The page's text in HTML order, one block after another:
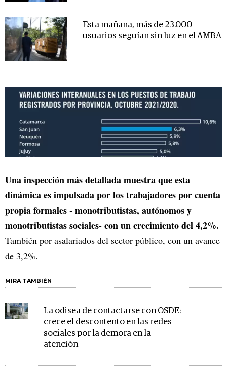
Esta mañana, más de 23.000
usuarios seguían sin luz en el AMBA
Una inspección más detallada muestra que esta
dinámica es impulsada por los trabajadores por cuenta
propia formales - monotributistas, autónomos y
monotributistas sociales- con un crecimiento del 4,2%.
También por asalariados del sector público, con un avance
de 3,2%.
MIRA TAMBIÉN
La odisea de contactarse con OSDE:
crece el descontento en las redes
sociales por la demora en la
atención